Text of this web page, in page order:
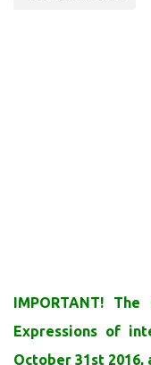
IMPORTANT!
Expressions of
October 31st 2016,